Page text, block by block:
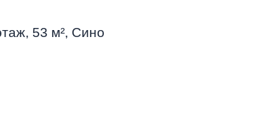
53 м², Сино